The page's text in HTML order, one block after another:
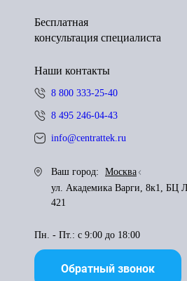
Бесплатная
консультация специалиста
Наши контакты
8 800 333-25-40
8 495 246-04-43
info@centrattek.ru
Ваш город:
Москва
ул. Академика Варги, 8к1, БЦ
421
Пн. - Пт.: с 9:00 до 18:00
Обратный звонок